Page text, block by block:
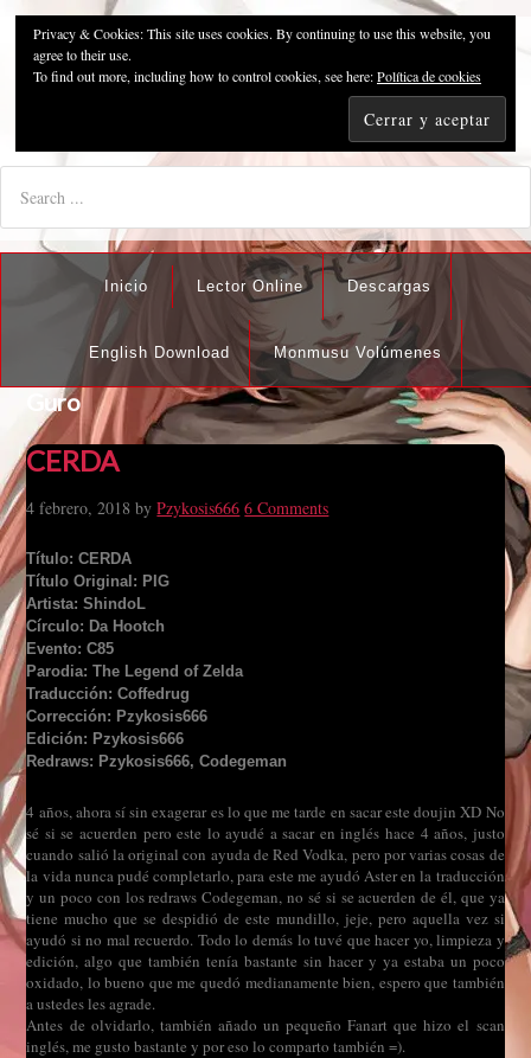
Pzykosis666HFansub
"I'm the best there is at what I do, but what I do best isn't very
Inicio Lector Online Descargas
English Download Monmusu Volúmenes
Guro
CERDA
4 febrero, 2018 byPzykosis666 6 Comments
Título: CERDA
Título Original: PIG
Artista: ShindoL
Círculo: Da Hootch
Evento: C85
Parodia: The Legend of Zelda
Traducción: Coffedrug
Corrección: Pzykosis666
Edición: Pzykosis666
Redraws: Pzykosis666, Codegeman
4 años, ahora sí sin exagerar es lo que me tarde en sacar este doujin XD No
sé si se acuerden pero este lo ayudé a sacar en inglés hace 4 años, justo
cuando salió la original con ayuda de Red Vodka, pero por varias cosas de
la vida nunca pudé completarlo, para este me ayudó Aster en la traducción
y un poco con los redraws Codegeman, no sé si se acuerden de él, que ya
tiene mucho que se despidió de este mundillo, jeje, pero aquella vez si
ayudó si no mal recuerdo. Todo lo demás lo tuvé que hacer yo, limpieza y
edición, algo que también tenía bastante sin hacer y ya estaba un poco
oxidado, lo bueno que me quedó medianamente bien, espero que también
a ustedes les agrade.
Antes de olvidarlo, también añado un pequeño Fanart que hizo el scan
inglés, me gusto bastante y por eso lo comparto también =).
Privacy & Cookies: This site uses cookies. By continuing to use this website, you
agree to their use.
To find out more, including how to control cookies, see here:Política de cookies